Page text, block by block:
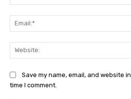
Save my name, email, and website
time I comment.